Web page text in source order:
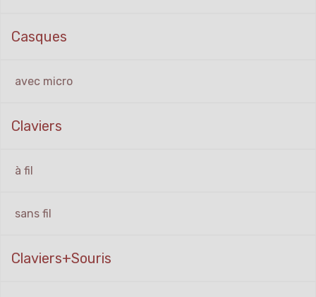
Casques
avec micro
Claviers
à fil
sans fil
Claviers+Souris